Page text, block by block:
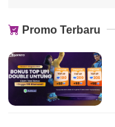
Promo Terbaru